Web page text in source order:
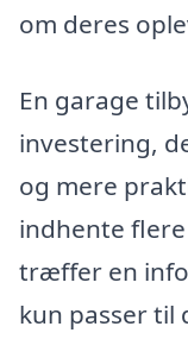
om deres
En garage
investering,
og mere
indhente
træffer en
kun passer til